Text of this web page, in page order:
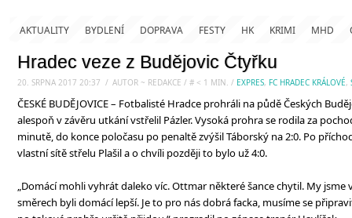
AKTUALITY BYDLENÍ DOPRAVA FESTY HK KRIMI MHD
Hradec veze z Budějovic Čtyřku
20. SRPNA 2017 20:37 / AUTOR ~ REDAKCE / # < 1 MIN. / EXPRES, FC HRADEC KRÁLOVÉ,
ČESKÉ BUDĚJOVICE – Fotbalisté Hradce prohráli na půdě Českých
alespoň v závěru utkání vstřelil Pázler. Vysoká prohra se rodila za
minutě, do konce poločasu po penaltě zvýšil Táborský na 2:0. Po
vlastní sítě střelu Plašil a o chvíli později to bylo už 4:0.
„Domácí mohli vyhrát daleko víc. Ottmar některé šance chytil. My jsme
směrech byli domácí lepší. Je to pro nás dobrá facka, musíme se